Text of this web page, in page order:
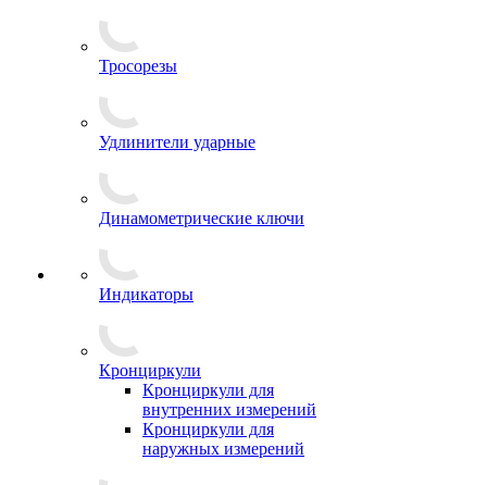
Тросорезы
Удлинители ударные
Динамометрические ключи
Индикаторы
Кронциркули
Кронциркули для
внутренних измерений
Кронциркули для
наружных измерений